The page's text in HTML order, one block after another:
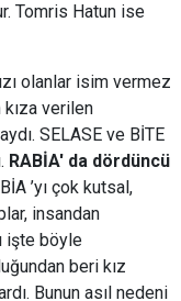
Tomris Hatun ise
olanlar isim vermez
verilen
SELASE ve BİTE
RABİA' da dördüncü
’yı çok kutsal,
insandan
işte böyle
beri kız
Bunun asıl nedeni